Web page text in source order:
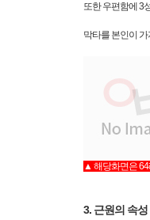
또한 우편함에 3
막타를 본인이
▲ 해당화면은
3. 근원의 속성